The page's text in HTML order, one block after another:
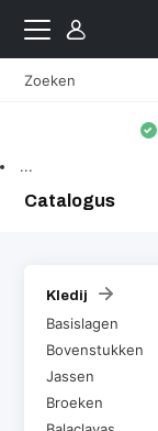
...
Catalogus
Kledij
Basislagen
Bovenstukken
Jassen
Broeken